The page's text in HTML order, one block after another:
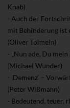
Knab)
- Auch der
mit Behinderung ist
(Oliver Tolmein)
- „Nun ade, Du
(Michael Wunder)
- ‚Demenz‘ –
(Peter Wißmann)
- Bedeutend, teuer,